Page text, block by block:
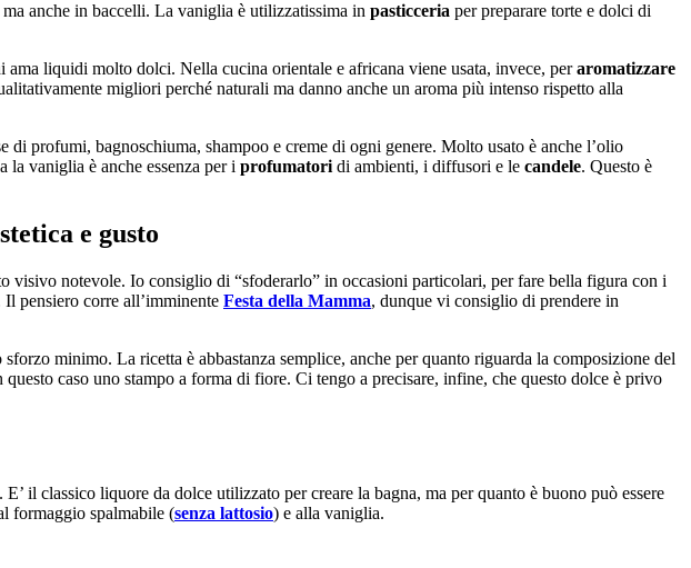
anche in baccelli. La vaniglia è utilizzatissima in pasticceria per preparare torte e dolci di
ama liquidi molto dolci. Nella cucina orientale e africana viene usata, invece, peraromatizzare
migliori perché naturali ma danno anche un aroma più intenso rispetto alla
di profumi, bagnoschiuma, shampoo e creme di ogni genere. Molto usato è anche l’olio
la vaniglia è anche essenza per i profumatori di ambienti, i diffusori e le candele. Questo è
e gusto
visivo notevole. Io consiglio di “sfoderarlo” in occasioni particolari, per fare bella figura con i
pensiero corre all’imminente Festa della Mamma, dunque vi consiglio di prendere in
minimo. La ricetta è abbastanza semplice, anche per quanto riguarda la composizione del
questo caso uno stampo a forma di fiore. Ci tengo a precisare, infine, che questo dolce è privo
il classico liquore da dolce utilizzato per creare la bagna, ma per quanto è buono può essere
formaggio spalmabile (senza lattosio) e alla vaniglia.